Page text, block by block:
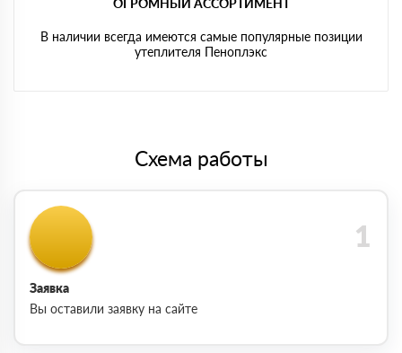
ОГРОМНЫЙ АССОРТИМЕНТ
В наличии всегда имеются самые популярные позиции
утеплителя Пеноплэкс
Схема работы
Заявка
Вы оставили заявку на сайте